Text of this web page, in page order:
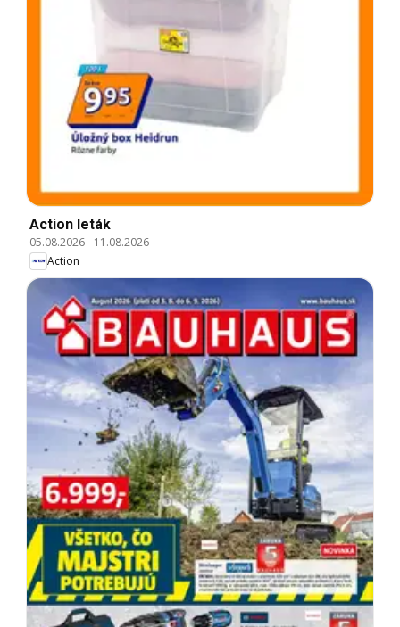
Action leták
05.08.2026- 11.08.2026
Action